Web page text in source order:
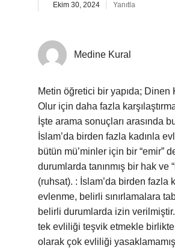
Ekim 30, 2024 Yanıtla
Medine Kural
Metin öğretici bir yapıda; Dinen
Olur için daha fazla
İşte arama sonuçları arasında
İslam’da birden fazla kadınla
bütün mü’minler için bir “emir”
durumlarda tanınmış bir hak ve
(ruhsat). : İslam’da birden fazla
evlenme, belirli sınırlamalara
belirli durumlarda izin
tek evliliği teşvik etmekle
olarak çok evliliği